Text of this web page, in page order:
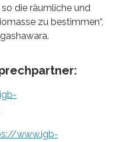
die räumliche und
zu bestimmen“,
www.igb-